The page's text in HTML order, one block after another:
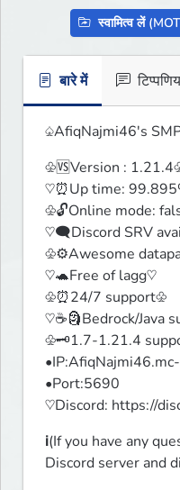
स्वामित्व लें
बारे में
♤AfiqNajmi46's
♧🆚Version :
♡⏰Up time:
♧🔓Online mode:
♡🗨️Discord SRV
♧⚙️Awesome
♡🐢Free of lagg♡
♧⏰24/7 support♧
♡☕🗿Bedrock/Java
♧🗝️1.7-1.21.4
•Port:5690
♡Discord: https://
ℹ️(If you have any
Discord server and